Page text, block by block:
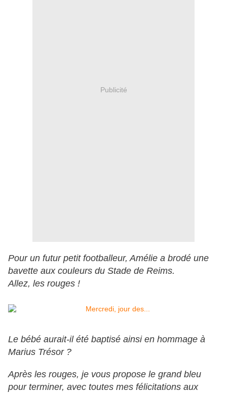
Publicité
Pour un futur petit footballeur, Amélie a brodé une
bavette aux couleurs du Stade de Reims.
Allez, les rouges !
Le bébé aurait-il été baptisé ainsi en hommage à
Marius Trésor ?
Après les rouges, je vous propose le grand bleu
pour terminer, avec toutes mes félicitations aux